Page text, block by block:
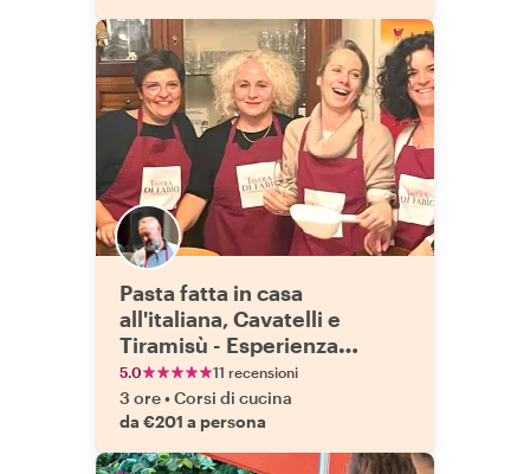
Pasta fatta in casa
all'italiana, Cavatelli e
Tiramisù - Esperienza
privata di cucina e cena
5.0 11 recensioni
3 ore•Corsi di cucina
da €201 a persona